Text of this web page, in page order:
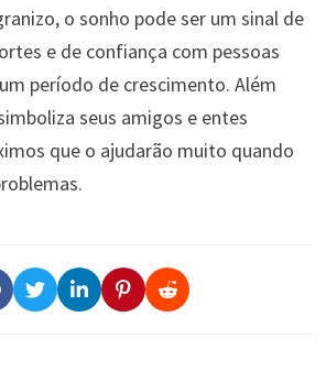
o sonho pode ser um sinal de
e de confiança com pessoas
período de crescimento. Além
seus amigos e entes
que o ajudarão muito quando